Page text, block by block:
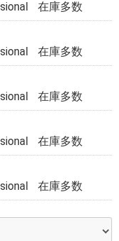
在庫多数
在庫多数
在庫多数
在庫多数
在庫多数